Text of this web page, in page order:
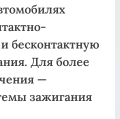
бесконтактную
Для более
—
зажигания